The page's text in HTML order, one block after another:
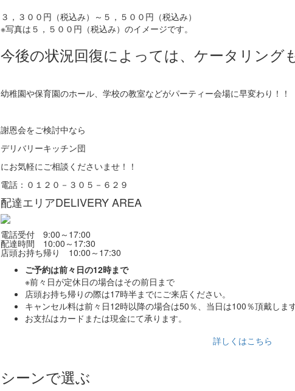
３，３００円（税込み）～５，５００円（税込み）
※写真は５，５００円（税込み）のイメージです。
今後の状況回復によっては、ケータリング
幼稚園や保育園のホール、学校の教室などがパーティー会場に早変わり！！
謝恩会をご検討中なら
デリバリーキッチン団
にお気軽にご相談くださいませ！！
電話：０１２０－３０５－６２９
配達エリアDELIVERY AREA
電話受付 9:00～17:00
配達時間 10:00～17:30
店頭お持ち帰り 10:00～17:30
ご予約は前々日の12時まで
※前々日が定休日の場合はその前日まで
店頭お持ち帰りの際は17時半までにご来店ください。
キャンセル料は前々日12時以降の場合は50％、当日は100％頂戴しま
お支払はカードまたは現金にて承ります。
詳しくはこちら
シーンで選ぶ